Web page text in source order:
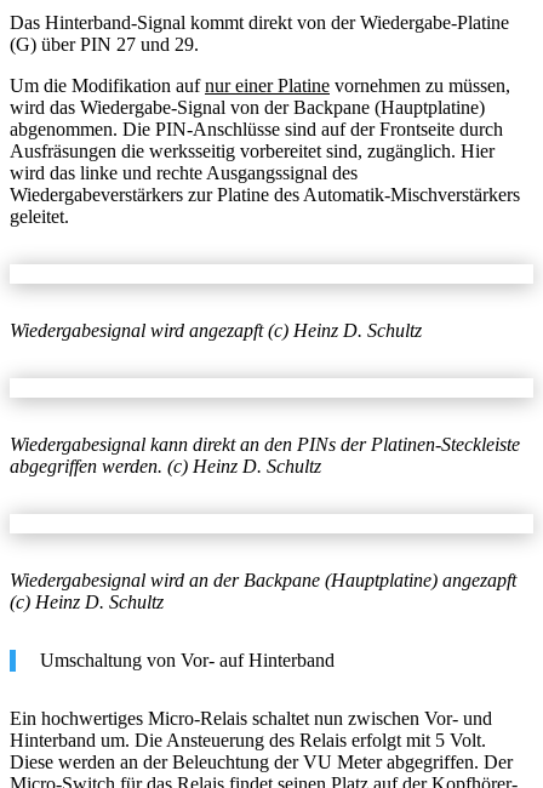
Das Hinterband-Signal kommt direkt von der Wiedergabe-Platine
(G) über PIN 27 und 29.
Um die Modifikation aufnur einer Platine vornehmen zu müssen,
wird das Wiedergabe-Signal von der Backpane (Hauptplatine)
abgenommen. Die PIN-Anschlüsse sind auf der Frontseite durch
Ausfräsungen die werksseitig vorbereitet sind, zugänglich. Hier
wird das linke und rechte Ausgangssignal des
Wiedergabeverstärkers zur Platine des Automatik-Mischverstärkers
geleitet.
Wiedergabesignal wird angezapft (c) Heinz D. Schultz
Wiedergabesignal kann direkt an den PINs der Platinen-Steckleiste
abgegriffen werden. (c) Heinz D. Schultz
Wiedergabesignal wird an der Backpane (Hauptplatine) angezapft
(c) Heinz D. Schultz
Umschaltung von Vor- auf Hinterband
Ein hochwertiges Micro-Relais schaltet nun zwischen Vor- und
Hinterband um. Die Ansteuerung des Relais erfolgt mit 5 Volt.
Diese werden an der Beleuchtung der VU Meter abgegriffen. Der
Micro-Switch für das Relais findet seinen Platz auf der Kopfhörer-